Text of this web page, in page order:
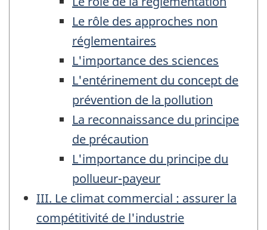
Le rôle des approches non
réglementaires
L'importance des sciences
L'entérinement du concept de
prévention de la pollution
La reconnaissance du principe
de précaution
L'importance du principe du
pollueur-payeur
III. Le climat commercial : assurer la
compétitivité de l'industrie